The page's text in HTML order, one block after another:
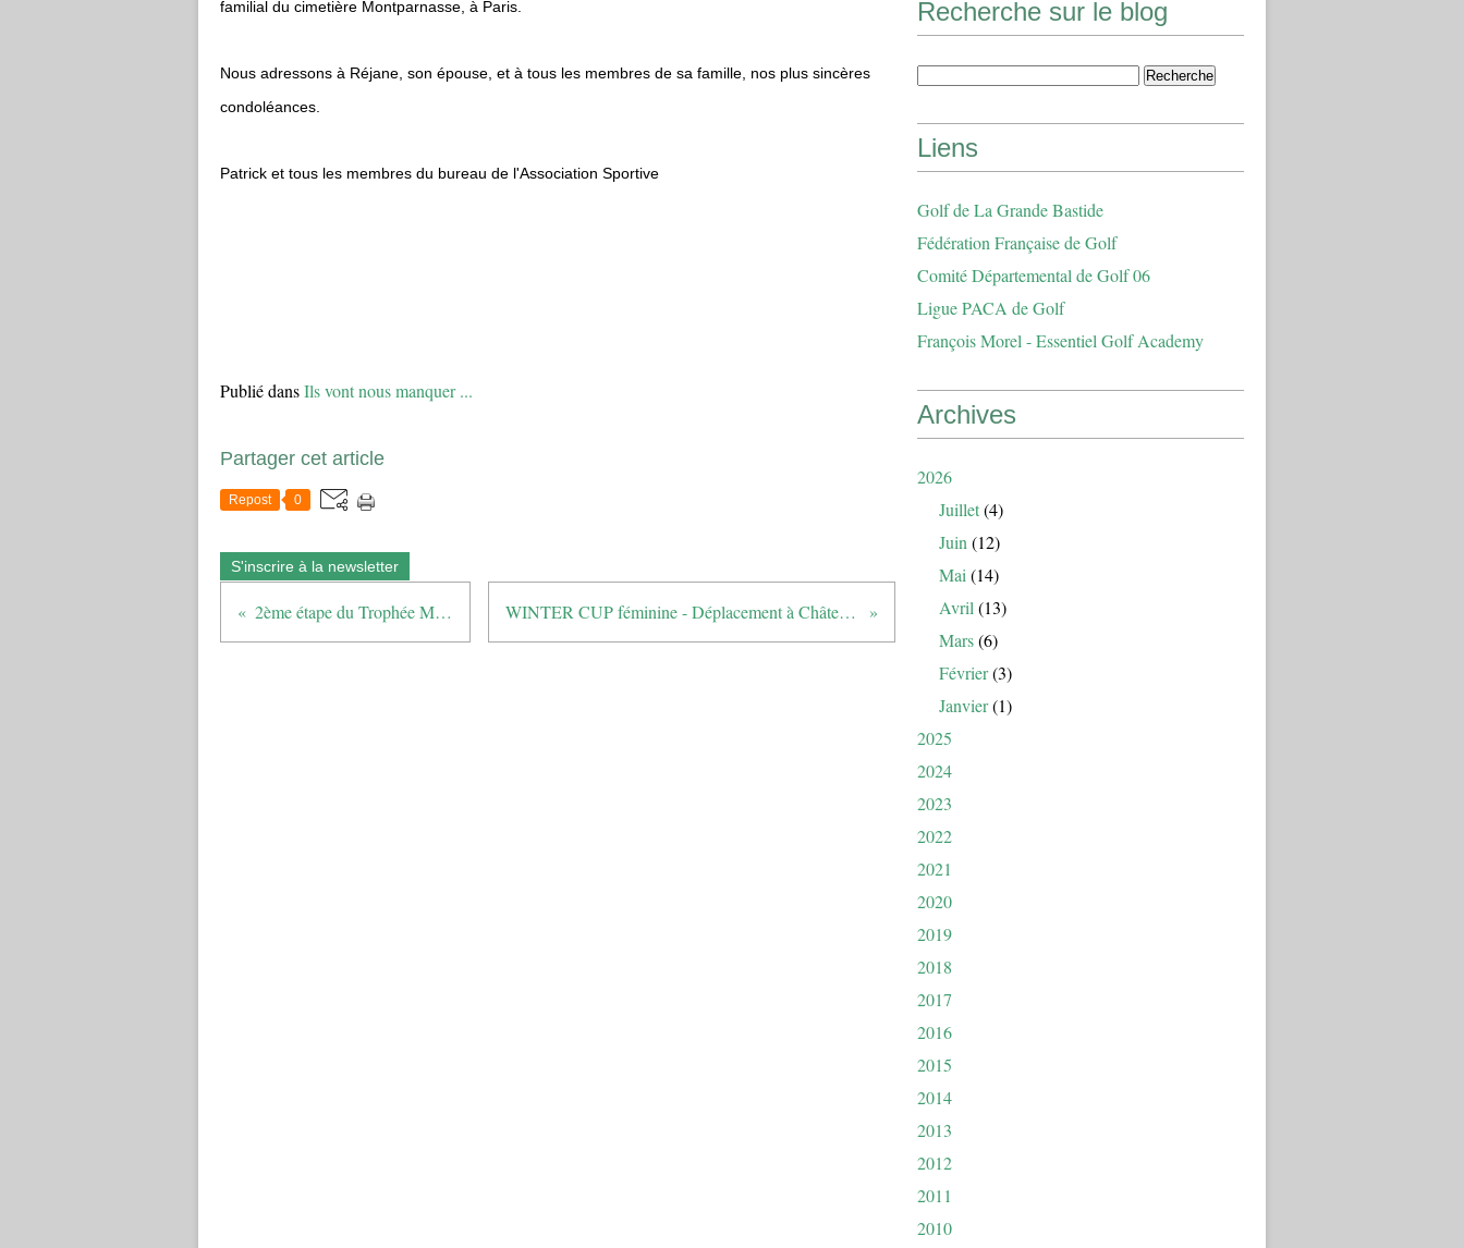
familial du cimetière Montparnasse, à Paris.
Nous adressons à Réjane, son épouse, et à tous les membres de sa famille, nos plus sincères
condoléances.
Patrick et tous les membres du bureau de l'Association Sportive
Publié dansIls vont nous manquer ...
Partager cet article
Repost 0
S'inscrire à la newsletter
2ème étape du Trophée Michel FEVRE WINTER CUP féminine - Déplacement à Château L’arc (Ste Victoire)
Recherche sur le blog
Liens
Golf de La Grande Bastide
Fédération Française de Golf
Comité Départemental de Golf 06
Ligue PACA de Golf
François Morel - Essentiel Golf Academy
Archives
2026
Juillet(4)
Juin (12)
Mai (14)
Avril (13)
Mars(6)
Février(3)
Janvier(1)
2025
2024
2023
2022
2021
2020
2019
2018
2017
2016
2015
2014
2013
2012
2011
2010